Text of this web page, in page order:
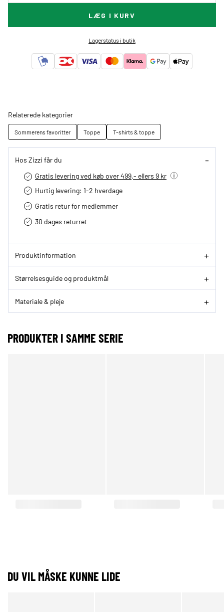
LÆG I KURV
Lagerstatus i butik
Relaterede kategorier
Sommerens favoritter Toppe T-shirts & toppe
Hos Zizzi får du
Gratis levering ved køb over 499,- ellers 9 kr
Hurtig levering­: 1-2 hverdage
Gratis retur for medlemmer
30 dages returret
Produktinformation
Størrelsesguide og produktmål
Materiale & pleje
PRODUKTER I SAMME SERIE
DU VIL MÅSKE KUNNE LIDE